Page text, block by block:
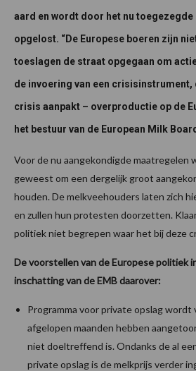
aard en wordt door het nu
opgelost. “De Europese boeren zijn
toeslagen de straat opgegaan om
de invoering van een crisisinstrument,
crisis aanpakt – overproductie op de
het bestuur van de European Milk
Voor de nu aangekondigde maatregelen
geweest om een dergelijk groot
houden. De melkveehouders laten zich
en zullen hun protesten doorzetten.
politiek niet begrepen waar het bij deze
De voorstellen van de Europese politiek
inschatting van de EMB daarover:
Programma voor private opslag
afgelopen maanden hebben
niet doeltreffend is. Ondanks de al
private opslag is de melkprijs verder